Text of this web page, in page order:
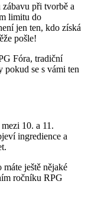
při tvorbě a
limitu do
jen ten, kdo získá
pošle!
Fóra, tradiční
pokud se s vámi ten
10. a 11.
ingredience a
ještě nějaké
ročníku RPG